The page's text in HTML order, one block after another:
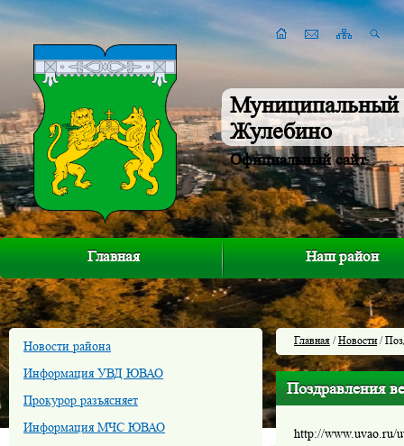
Муниципальный
Жулебино
Официальный сайт
Главная Наш район
Новости района
Информация УВД ЮВАО
Прокурор разъясняет
Информация МЧС ЮВАО
Главная /Новости/
Поздравления
http://www.uvao.ru/